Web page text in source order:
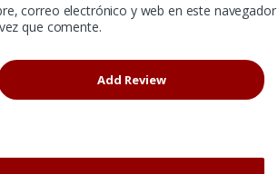
correo electrónico y web en este navegador
que comente.